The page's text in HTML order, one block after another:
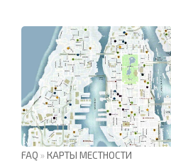
FAQ »КАРТЫ МЕСТНОСТИ